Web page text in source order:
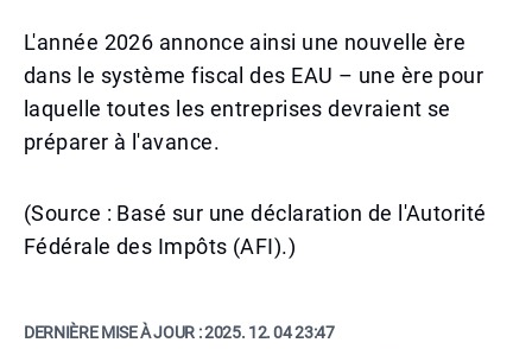
L'année 2026 annonce ainsi une nouvelle ère
dans le système fiscal des EAU – une ère pour
laquelle toutes les entreprises devraient se
préparer à l'avance.
(Source : Basé sur une déclaration de l'Autorité
Fédérale des Impôts (AFI).)
DERNIÈRE MISE À JOUR :2025. 12. 04 23:47